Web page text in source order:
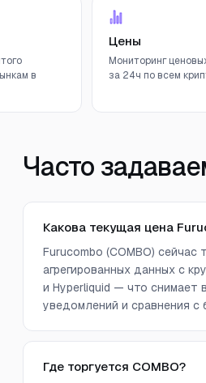
в
Цены
Мониторинг
за 24ч по всем
Часто
Какова текущая цена
Furucombo (COMBO)
агрегированных данных с
и Hyperliquid — что
уведомлений и сравнения с
Где торгуется COMBO?